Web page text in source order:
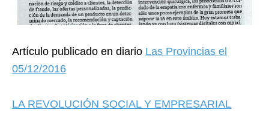
Artículo publicado en diario Las Provincias el
05/12/2016
LA REVOLUCIÓN SOCIAL Y EMPRESARIAL